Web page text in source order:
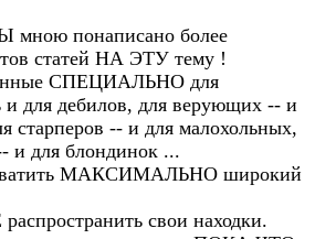
мною понаписано более
статей НА ЭТУ тему !
СПЕЦИАЛЬНО для
и для дебилов, для верующих -- и
старперов -- и для малохольных,
и для блондинок ...
МАКСИМАЛЬНО широкий
свои находки.